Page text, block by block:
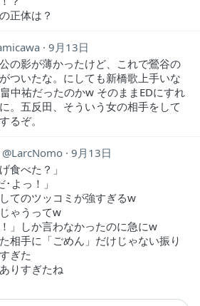
正体は？
9月13日
の影が薄かったけど、これで鶯谷の
ついたな。にしても新橋歌上手いな
中祐だったのかw そのままEDにすれ
。五反田、そういう女の相手をして
るぞ。
LarcNomo 9月13日
食べた？」
･よっ！」
てのツッコミが強すぎるw
ゃうってw
」しか言わなかったのに急にw
相手に「ごめん」だけじゃない振り
ぎた
りすぎたね